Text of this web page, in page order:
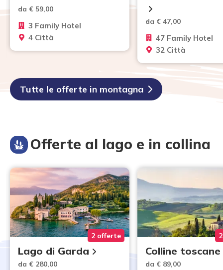
da € 59,00
3 Family Hotel
4 Città
da € 47,00
47 Family Hotel
32 Città
Tutte le offerte in montagna
Offerte al lago e in collina
2 offerte
Lago di Garda
da € 280,00
Colline toscane
da € 89,00